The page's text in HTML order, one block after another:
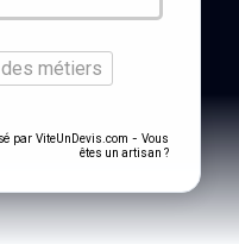
métiers
par ViteUnDevis.com - Vous
êtes un artisan ?